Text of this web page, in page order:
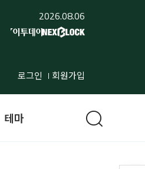
2026.08.06
로그인 회원가입
테마